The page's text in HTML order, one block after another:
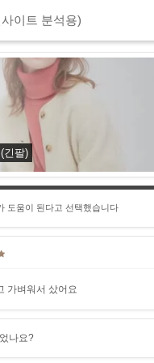
이트 분석용)
긴팔)
도움이 된다고 선택했습니다
가벼워서 샀어요
나요?